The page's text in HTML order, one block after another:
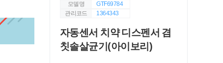
모델명
GTF69784
관리코드
1364343
자동센서 치약 디스펜서 겸
칫솔살균기(아이보리)